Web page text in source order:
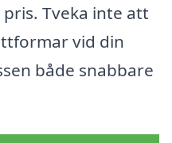
Tveka inte att
vid din
både snabbare